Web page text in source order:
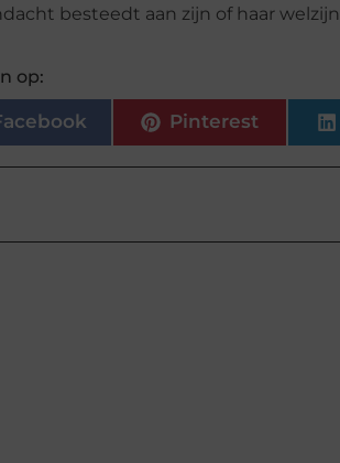
besteedt aan zijn of haar
op:
Pinterest